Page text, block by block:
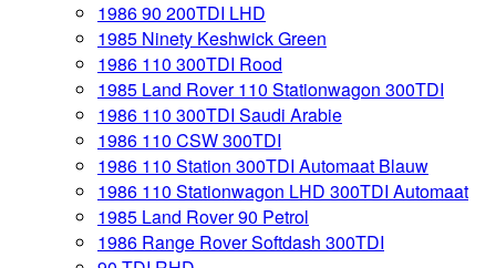
1986 90 200TDI LHD
1985 Ninety Keshwick Green
1986 110 300TDI Rood
1985 Land Rover 110 Stationwagon 300TDI
1986 110 300TDI Saudi Arabie
1986 110 CSW 300TDI
1986 110 Station 300TDI Automaat Blauw
1986 110 Stationwagon LHD 300TDI Automaat
1985 Land Rover 90 Petrol
1986 Range Rover Softdash 300TDI